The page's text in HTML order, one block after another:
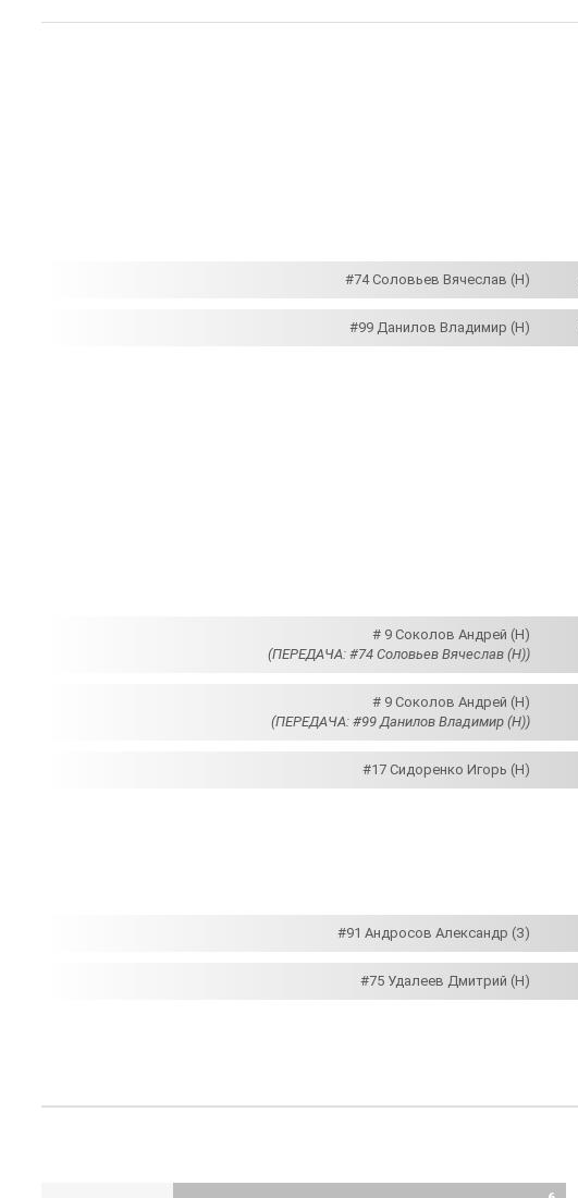
#74 Соловьев Вячеслав (Н)
#99 Данилов Владимир (Н)
# 9 Соколов Андрей (Н)
(ПЕРЕДАЧА: #74 Соловьев Вячеслав (Н))
# 9 Соколов Андрей (Н)
(ПЕРЕДАЧА: #99 Данилов Владимир (Н))
#17 Сидоренко Игорь (Н)
#91 Андросов Александр (З)
#75 Удалеев Дмитрий (Н)